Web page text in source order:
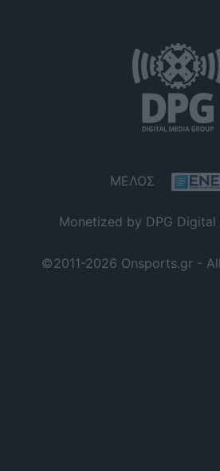
ΜΕΛΟΣ
Monetized by DPG Digital
©2011-2026 Onsports.gr -